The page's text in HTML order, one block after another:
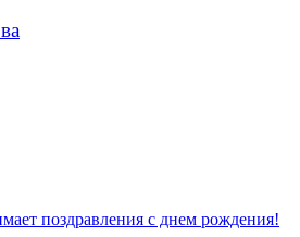
поздравления с днем рождения!